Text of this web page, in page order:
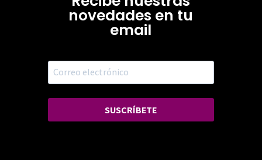
novedades en tu
email
SUSCRÍBETE